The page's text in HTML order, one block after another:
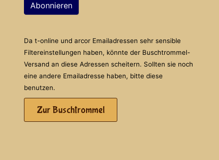
Abonnieren
Da t-online und arcor Emailadressen sehr sensible
Filtereinstellungen haben, könnte der Buschtrommel-
Versand an diese Adressen scheitern. Sollten sie noch
eine andere Emailadresse haben, bitte diese
benutzen.
Zur Buschtrommel